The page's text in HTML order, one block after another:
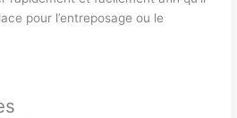
pour l’entreposage ou le